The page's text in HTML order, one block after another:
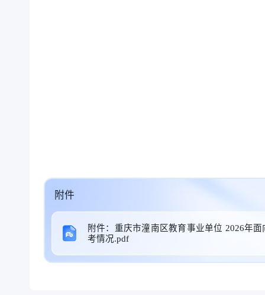
附件
附件：重庆市潼南区教育事业单位 2026年
考情况.pdf